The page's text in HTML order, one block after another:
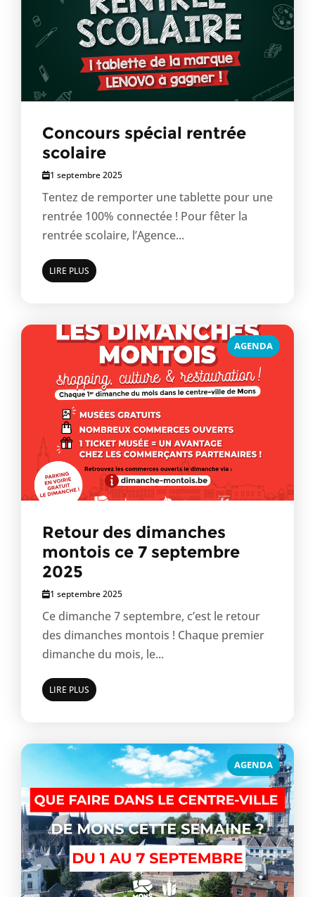
Concours spécial rentrée
scolaire
1 septembre 2025
Tentez de remporter une tablette pour une
rentrée 100% connectée ! Pour fêter la
rentrée scolaire, l’Agence...
LIRE PLUS
AGENDA
Retour des dimanches
montois ce 7 septembre
2025
1 septembre 2025
Ce dimanche 7 septembre, c’est le retour
des dimanches montois ! Chaque premier
dimanche du mois, le...
LIRE PLUS
AGENDA